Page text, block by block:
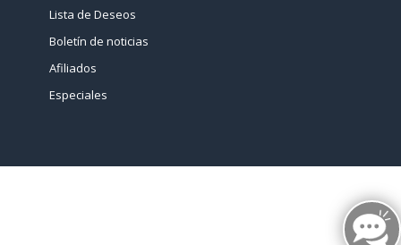
Lista de Deseos
Boletín de noticias
Afiliados
Especiales